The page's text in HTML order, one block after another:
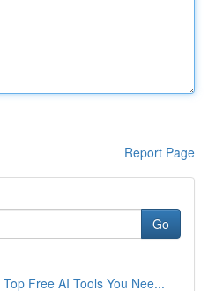
Report Page
Go
Free AI Tools You Nee...